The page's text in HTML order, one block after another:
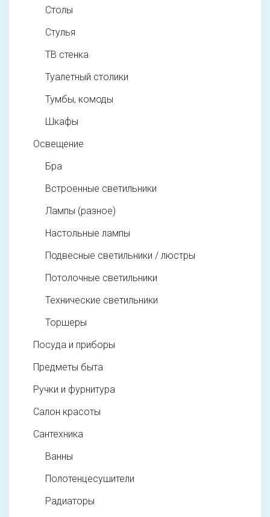
Столы
Стулья
ТВ стенка
Туалетный столики
Тумбы, комоды
Шкафы
Освещение
Бра
Встроенные светильники
Лампы (разное)
Настольные лампы
Подвесные светильники / люстры
Потолочные светильники
Технические светильники
Торшеры
Посуда и приборы
Предметы быта
Ручки и фурнитура
Салон красоты
Сантехника
Ванны
Полотенцесушители
Радиаторы